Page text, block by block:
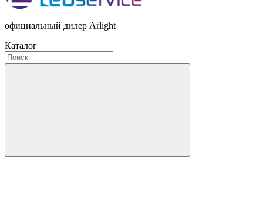
официальный дилер Arlight
Каталог